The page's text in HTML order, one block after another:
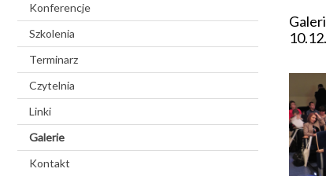
Konferencje
Szkolenia
Terminarz
Czytelnia
Linki
Galerie
Kontakt